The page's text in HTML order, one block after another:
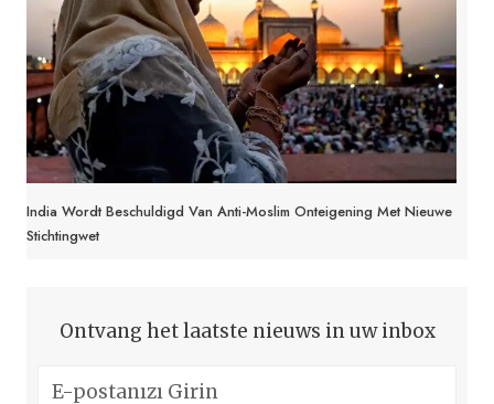
India Wordt Beschuldigd Van Anti-Moslim Onteigening Met Nieuwe
Stichtingwet
Ontvang het laatste nieuws in uw inbox